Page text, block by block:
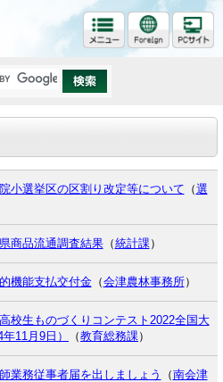
小選挙区の区割り改定等について （選
商品流通調査結果（統計課）
機能支払交付金（会津農林事務所）
高校生ものづくりコンテスト2022全国大
11月9日）
（教育総務課）
業務従事者届を出しましょう （南会津